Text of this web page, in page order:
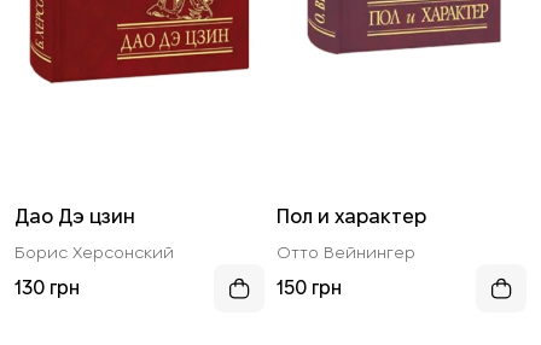
Дао Дэ цзин
Борис Херсонский
130 грн
Пол и характер
Отто Вейнингер
150 грн